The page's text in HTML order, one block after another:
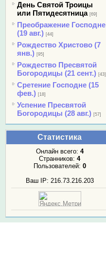
День Святой Троицы
или Пятидесятница [69]
Преображение Господне
(19 авг.) [44]
Рождество Христово (7
янв.) [95]
Рождество Пресвятой
Богородицы (21 сент.) [43]
Сретение Господне (15
фев.) [18]
Успение Пресвятой
Богородицы (28 авг.) [57]
Статистика
Онлайн всего: 4
Странников: 4
Пользователей: 0
Ваш IP: 216.73.216.203